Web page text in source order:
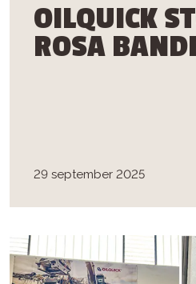
OILQUICK
ROSA
29 september 2025